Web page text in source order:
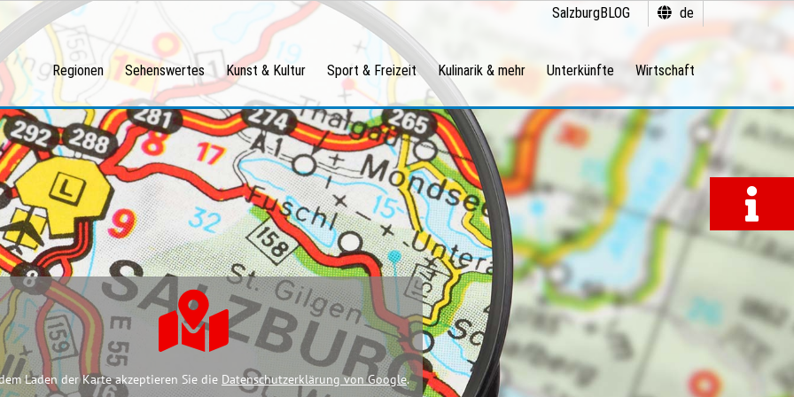
de
SalzburgBLOG
Regionen Sehenswertes Kunst & Kultur Sport & Freizeit Kulinarik & mehr Unterkünfte Wirtschaft
Laden der Karte akzeptieren Sie die Datenschutzerklärung von Google.